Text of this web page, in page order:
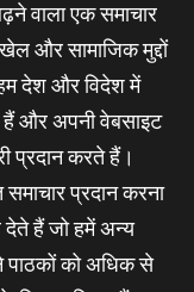
वाला एक समाचार
और सामाजिक मुद्दों
देश और विदेश में
हैं और अपनी वेबसाइट
प्रदान करते हैं।
प्रदान करना
देते हैं जो हमें अन्य
पाठकों को अधिक से